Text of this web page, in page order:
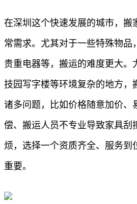
在深圳这个快速发展的城市，搬
常需求。尤其对于一些特殊物品
贵重电器等，搬运的难度更大。
技园写字楼等环境复杂的地方，
诸多问题，比如价格随意加价、
偿、搬运人员不专业导致家具刮
烦，选择一个资质齐全、服务到
重要。